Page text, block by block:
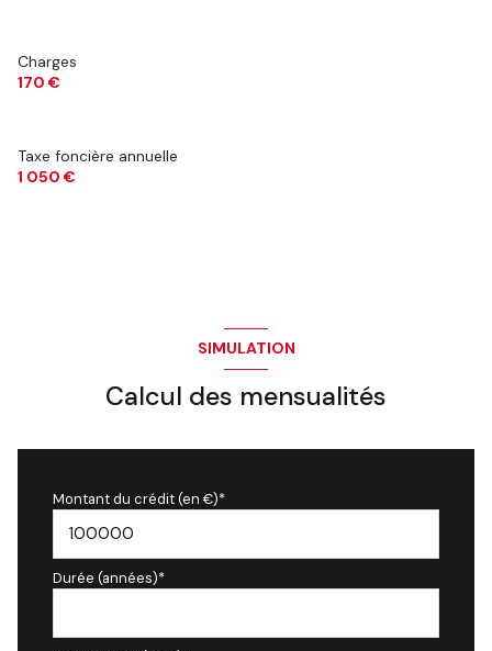
Charges
170 €
Taxe foncière annuelle
1 050 €
SIMULATION
Calcul des mensualités
Montant du crédit (en €)*
Durée (années)*